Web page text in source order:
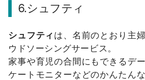
6.シュフティ
シュフティは、名前のとおり主
ウドソーシングサービス。
家事や育児の合間にもできるデ
ケートモニターなどのかんたん